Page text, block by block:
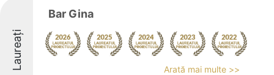
Laureați
Bar Gina
Arată mai multe >>